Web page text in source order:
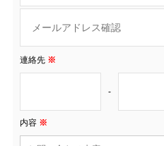
連絡先 ※
-
内容 ※